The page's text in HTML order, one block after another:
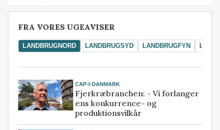
FRA VORES UGEAVISER
LANDBRUGNORD LANDBRUGSYD LANDBRUGFYN
CAP-I-DANMARK
Fjerkræbranchen: - Vi forlanger
ens konkurrence- og
produktionsvilkår